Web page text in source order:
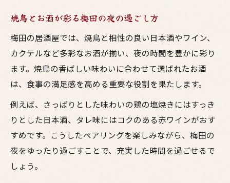
焼鳥とお酒が彩る梅田の夜の過ごし方
梅田の居酒屋では、焼鳥と相性の良い日本酒やワイン、
カクテルなど多彩なお酒が揃い、夜の時間を豊かに彩り
ます。焼鳥の香ばしい味わいに合わせて選ばれたお酒
は、食事の満足感を高める重要な役割を果たします。
例えば、さっぱりとした味わいの鶏の塩焼きにはすっき
りとした日本酒、タレ味にはコクのある赤ワインがおす
すめです。こうしたペアリングを楽しみながら、梅田の
夜をゆったり過ごすことで、充実した時間を過ごせるで
しょう。